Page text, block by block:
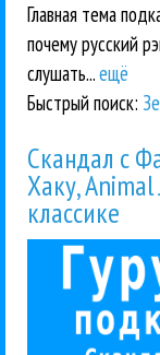
Главная тема
почему русский
слушать...ещё
Быстрый поиск:
Скандал с
Хаку,
классике